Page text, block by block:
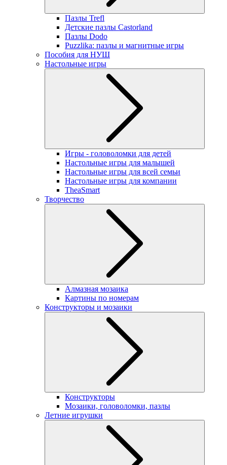
Пазлы Trefl
Детские пазлы Castorland
Пазлы Dodo
Puzzlika: пазлы и магнитные игры
Пособия для НУШ
Настольные игры
Игры - головоломки для детей
Настольные игры для малышей
Настольные игры для всей семьи
Настольные игры для компании
TheaSmart
Творчество
Алмазная мозаика
Картины по номерам
Конструкторы и мозаики
Конструкторы
Мозаики, головоломки, пазлы
Летние игрушки